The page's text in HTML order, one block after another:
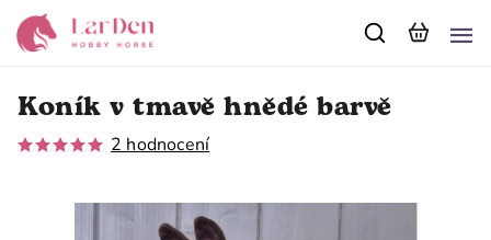
Koník v tmavě hnědé barvě
2 hodnocení